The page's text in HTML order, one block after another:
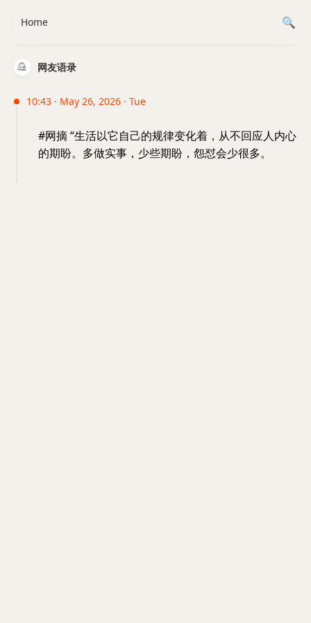
网友语录
10:43 · May 26, 2026 · Tue
#网摘 “生活以它自己的规律变化着，从不回应人内心
的期盼。多做实事，少些期盼，怨怼会少很多。
Home